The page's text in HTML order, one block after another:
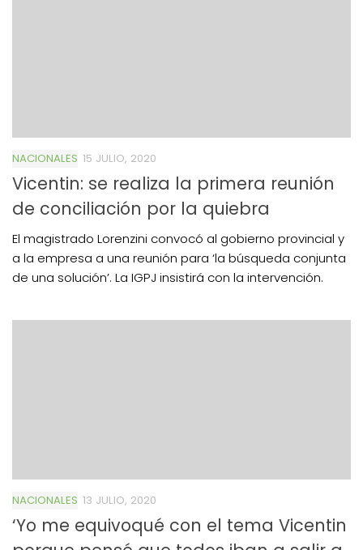
NACIONALES 15 JULIO, 2020
Vicentin: se realiza la primera reunión
de conciliación por la quiebra
El magistrado Lorenzini convocó al gobierno provincial y
a la empresa a una reunión para ‘la búsqueda conjunta
de una solución’. La IGPJ insistirá con la intervención.
NACIONALES 13 JULIO, 2020
‘Yo me equivoqué con el tema Vicentin